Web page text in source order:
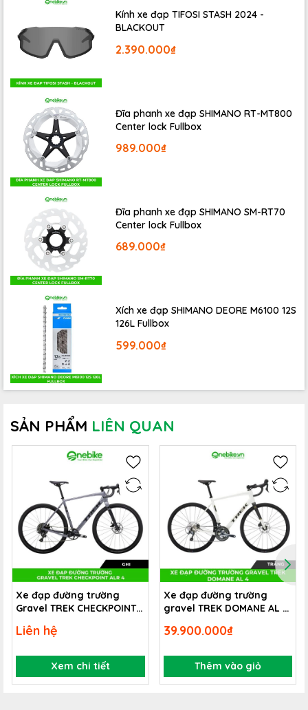
Kính xe đạp TIFOSI STASH 2024 -
BLACKOUT
2.390.000₫
Đĩa phanh xe đạp SHIMANO RT-MT800
Center lock Fullbox
989.000₫
Đĩa phanh xe đạp SHIMANO SM-RT70
Center lock Fullbox
689.000₫
Xích xe đạp SHIMANO DEORE M6100 12S
126L Fullbox
599.000₫
SẢN PHẨM LIÊN QUAN
Xe đạp đường trường
Gravel TREK CHECKPOINT
Liên hệ
Xem chi tiết
Xe đạp đường trường
gravel TREK DOMANE AL 4
39.900.000₫
Thêm vào giỏ